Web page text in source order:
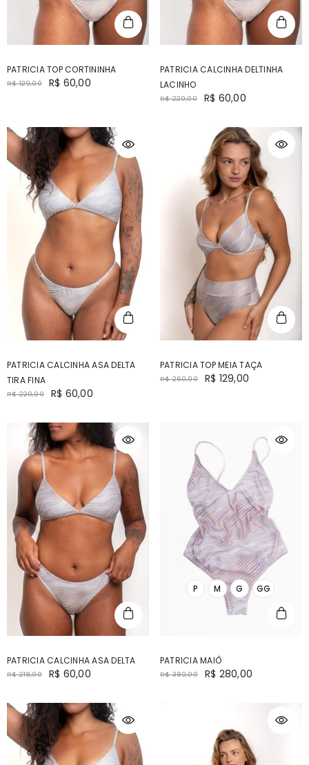
PATRICIA TOP CORTININHA
R$ 129,00 R$ 60,00
PATRICIA CALCINHA DELTINHA
LACINHO
R$ 220,00 R$ 60,00
PATRICIA CALCINHA ASA DELTA
TIRA FINA
R$ 220,00 R$ 60,00
PATRICIA TOP MEIA TAÇA
R$ 260,00 R$ 129,00
PATRICIA CALCINHA ASA DELTA
R$ 218,00 R$ 60,00
P M G GG
PATRICIA MAIÔ
R$ 380,00 R$ 280,00